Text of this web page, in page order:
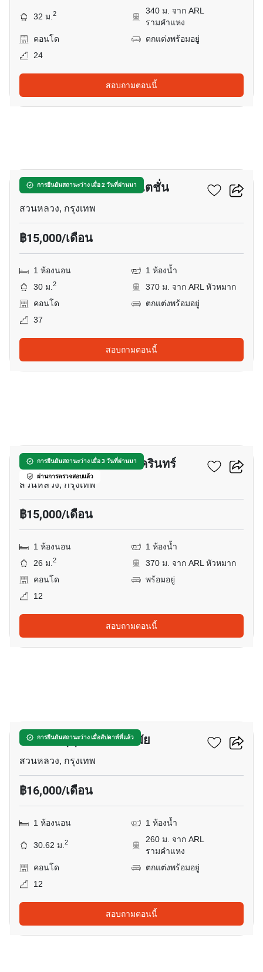
32 ม.2
340 ม. จาก ARL
รามคำแหง
คอนโด
ตกแต่งพร้อมอยู่
24
สอบถามตอนนี้
การยืนยันสถานะว่าง เมื่อ 2 วันที่ผ่านมา
ริชพาร์ค แอท ทริปเปิ้ล สเตชั่น
สวนหลวง, กรุงเทพ
฿15,000/เดือน
1 ห้องนอน
1 ห้องน้ำ
30 ม.2
370 ม. จาก ARL หัวหมาก
คอนโด
ตกแต่งพร้อมอยู่
37
สอบถามตอนนี้
การยืนยันสถานะว่าง เมื่อ 3 วันที่ผ่านมา
ผ่านการตรวจสอบแล้ว
เดอะริช พระราม 9-ศรีนครินทร์
สวนหลวง, กรุงเทพ
฿15,000/เดือน
1 ห้องนอน
1 ห้องน้ำ
26 ม.2
370 ม. จาก ARL หัวหมาก
คอนโด
พร้อมอยู่
12
สอบถามตอนนี้
การยืนยันสถานะว่าง เมื่อสัปดาห์ที่แล้ว
เดอะทรี สุขุมวิท 71 เอกมัย
สวนหลวง, กรุงเทพ
฿16,000/เดือน
1 ห้องนอน 1 ห้องน้ำ
30.62 ม.2
260 ม. จาก ARL
รามคำแหง
คอนโด
ตกแต่งพร้อมอยู่
12
สอบถามตอนนี้